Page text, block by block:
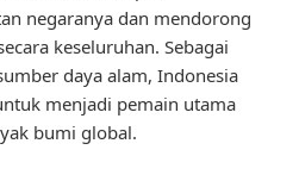
negaranya dan mendorong
keseluruhan. Sebagai
daya alam, Indonesia
menjadi pemain utama
bumi global.